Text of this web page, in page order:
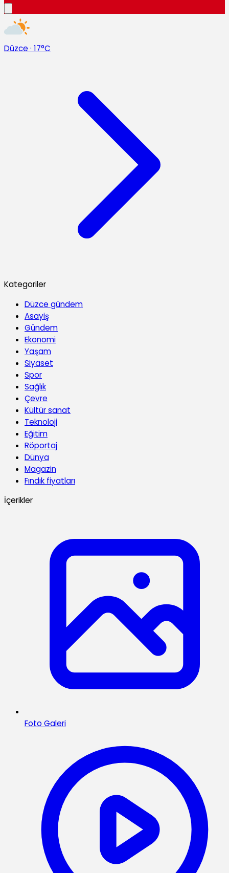
Düzce · 17°C
Kategoriler
Düzce gündem
Asayiş
Gündem
Ekonomi
Yaşam
Siyaset
Spor
Sağlık
Çevre
Kültür sanat
Teknoloji
Eğitim
Röportaj
Dünya
Magazin
Fındık fiyatları
İçerikler
Foto Galeri